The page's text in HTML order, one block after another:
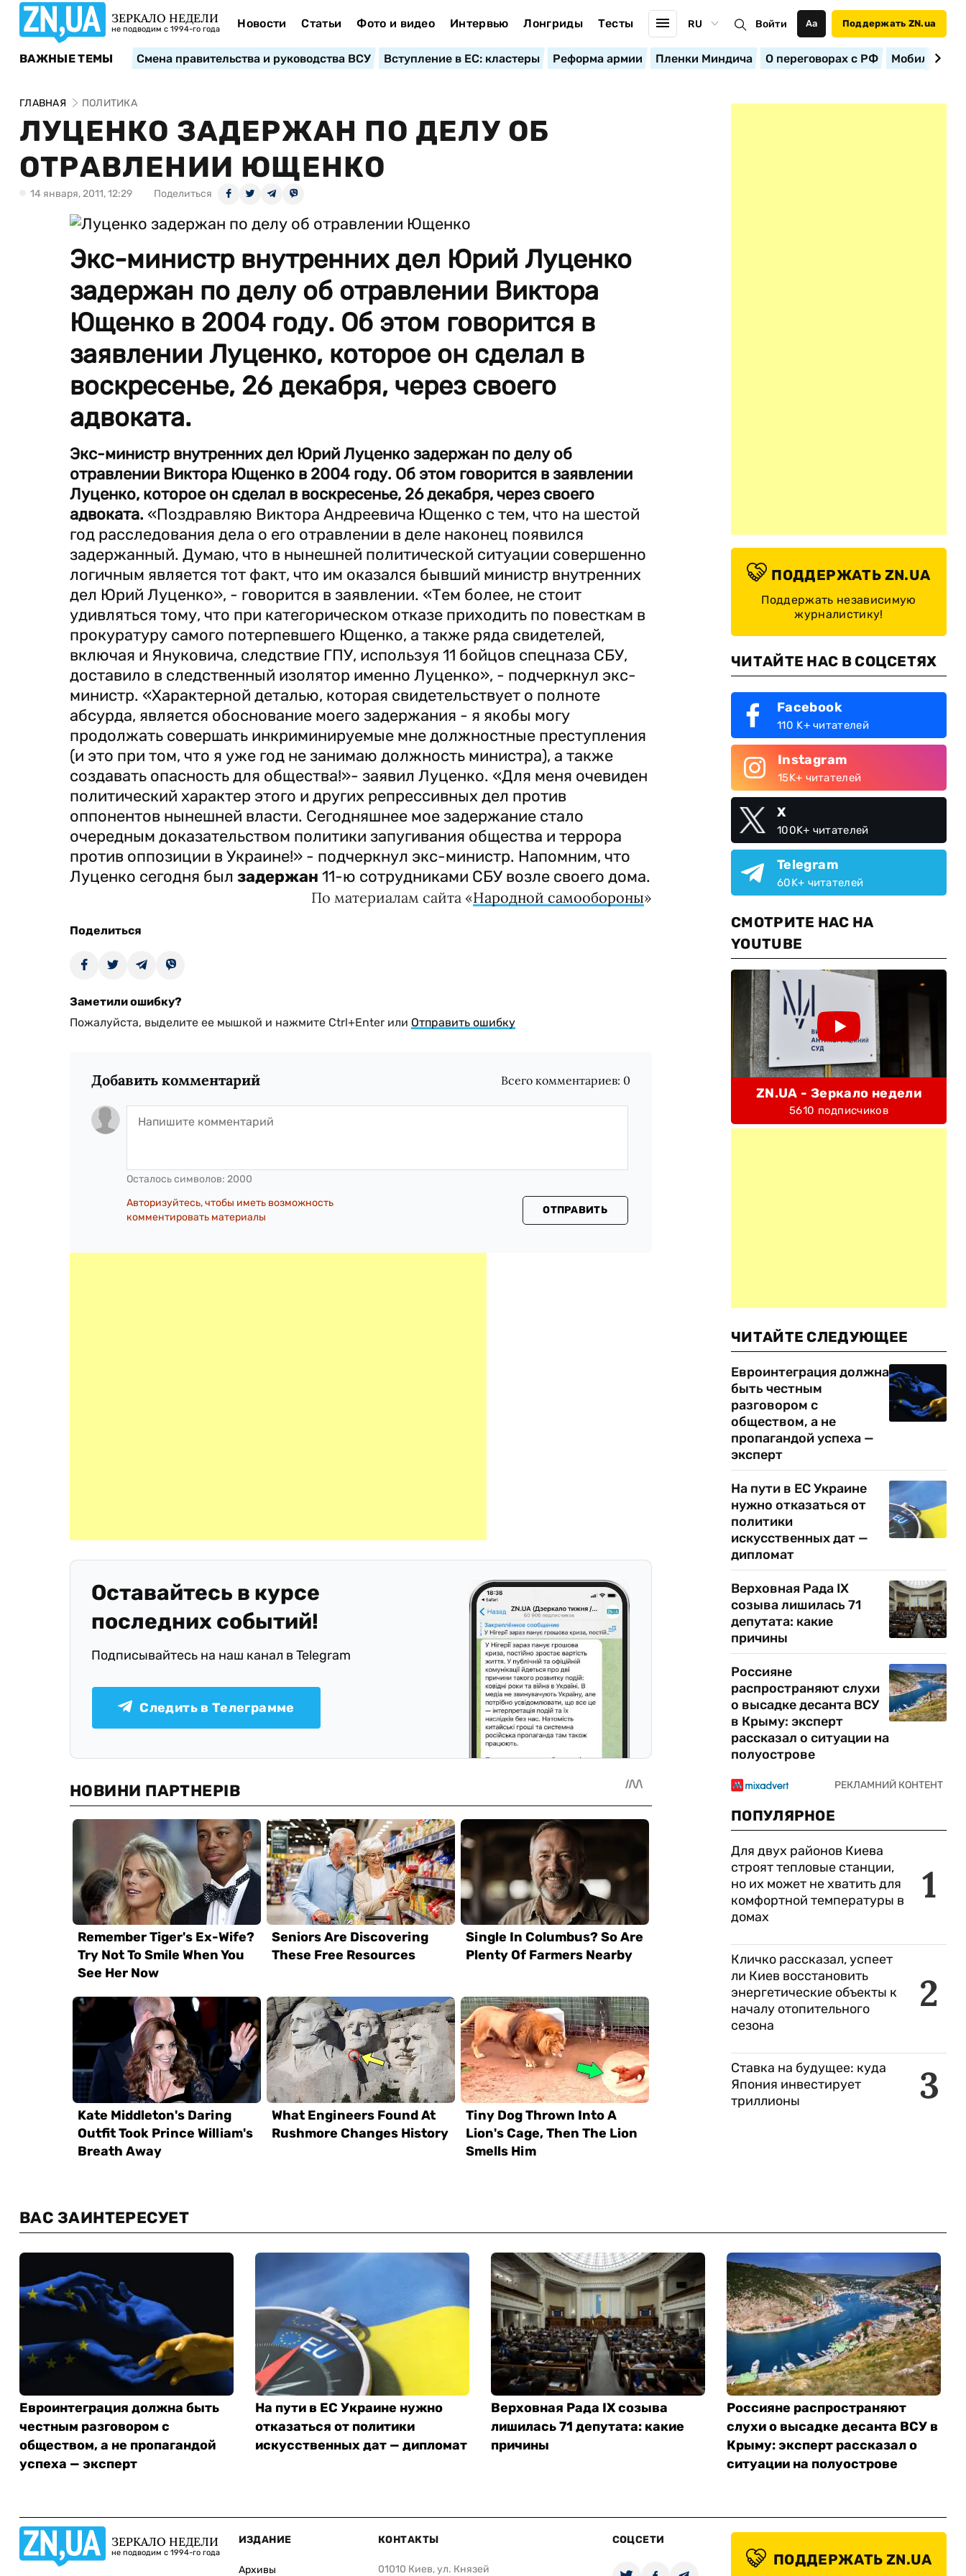
ЗЕРКАЛО НЕДЕЛИ
не подводим с 1994-го года Новости Статьи Фото и видео Интервью Лонгриды Тесты RU Войти Аа Поддержать ZN.ua
ВАЖНЫЕ ТЕМЫ Смена правительства и руководства ВСУ Вступление в ЕС: кластеры Реформа армии Пленки Миндича О переговорах с РФ
ГЛАВНАЯ ПОЛИТИКА
ЛУЦЕНКО ЗАДЕРЖАН ПО ДЕЛУ ОБ
ОТРАВЛЕНИИ ЮЩЕНКО
14 января, 2011, 12:29 Поделиться
Экс-министр внутренних дел Юрий Луценко
задержан по делу об отравлении Виктора
Ющенко в 2004 году. Об этом говорится в
заявлении Луценко, которое он сделал в
воскресенье, 26 декабря, через своего
адвоката.
Экс-министр внутренних дел Юрий Луценко задержан по делу об
отравлении Виктора Ющенко в 2004 году. Об этом говорится в заявлении
Луценко, которое он сделал в воскресенье, 26 декабря, через своего
адвоката. «Поздравляю Виктора Андреевича Ющенко с тем, что на шестой
год расследования дела о его отравлении в деле наконец появился
задержанный. Думаю, что в нынешней политической ситуации совершенно
логичным является тот факт, что им оказался бывший министр внутренних
дел Юрий Луценко», - говорится в заявлении. «Тем более, не стоит
удивляться тому, что при категорическом отказе приходить по повесткам в
прокуратуру самого потерпевшего Ющенко, а также ряда свидетелей,
включая и Януковича, следствие ГПУ, используя 11 бойцов спецназа СБУ,
доставило в следственный изолятор именно Луценко», - подчеркнул экс-
министр. «Характерной деталью, которая свидетельствует о полноте
абсурда, является обоснование моего задержания - я якобы могу
продолжать совершать инкриминируемые мне должностные преступления
(и это при том, что я уже год не занимаю должность министра), а также
создавать опасность для общества!»- заявил Луценко. «Для меня очевиден
политический характер этого и других репрессивных дел против
оппонентов нынешней власти. Сегодняшнее мое задержание стало
очередным доказательством политики запугивания общества и террора
против оппозиции в Украине!» - подчеркнул экс-министр. Напомним, что
Луценко сегодня был задержан 11-ю сотрудниками СБУ возле своего дома.
По материалам сайта «Народной самообороны»
Поделиться
Заметили ошибку?
Пожалуйста, выделите ее мышкой и нажмите Ctrl+Enter или Отправить ошибку
Добавить комментарий Всего комментариев: 0
Осталось символов: 2000
Авторизуйтесь, чтобы иметь возможность
комментировать материалы
ОТПРАВИТЬ
Оставайтесь в курсе
последних событий!
Подписывайтесь на наш канал в Telegram
Следить в Телеграмме
ПОДДЕРЖАТЬ ZN.UA
Поддержать независимую
журналистику!
ЧИТАЙТЕ НАС В СОЦСЕТЯХ
Facebook
110 K+ читателей
Instagram
15K+ читателей
X
100K+ читателей
Telegram
60K+ читателей
СМОТРИТЕ НАС НА
YOUTUBE
ZN.UA - Зеркало недели
5610 подписчиков
ЧИТАЙТЕ СЛЕДУЮЩЕЕ
Евроинтеграция должна
быть честным
разговором с
обществом, а не
пропагандой успеха —
эксперт
На пути в ЕС Украине
нужно отказаться от
политики
искусственных дат —
дипломат
Верховная Рада IX
созыва лишилась 71
депутата: какие
причины
Россияне
распространяют слухи
о высадке десанта ВСУ
в Крыму: эксперт
рассказал о ситуации на
полуострове
ПОПУЛЯРНОЕ
1
Для двух районов Киева
строят тепловые станции,
но их может не хватить для
комфортной температуры в
домах
2
Кличко рассказал, успеет
ли Киев восстановить
энергетические объекты к
началу отопительного
сезона
3
Ставка на будущее: куда
Япония инвестирует
триллионы
ВАС ЗАИНТЕРЕСУЕТ
Евроинтеграция должна быть
честным разговором с
обществом, а не пропагандой
успеха — эксперт
На пути в ЕС Украине нужно
отказаться от политики
искусственных дат — дипломат
Верховная Рада IX созыва
лишилась 71 депутата: какие
причины
Россияне распространяют
слухи о высадке десанта ВСУ в
Крыму: эксперт рассказал о
ситуации на полуострове
ЗЕРКАЛО НЕДЕЛИ
не подводим с 1994-го года
ИЗДАНИЕ
Архивы
КОНТАКТЫ
01010 Киев, ул. Князей
СОЦСЕТИ
ПОДДЕРЖАТЬ ZN.UA